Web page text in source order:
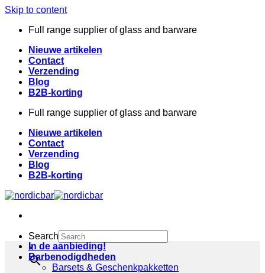
Skip to content
Full range supplier of glass and barware
Nieuwe artikelen
Contact
Verzending
Blog
B2B-korting
Full range supplier of glass and barware
Nieuwe artikelen
Contact
Verzending
Blog
B2B-korting
Search
×In de aanbieding!
Barbenodigdheden
Barsets & Geschenkpakketten